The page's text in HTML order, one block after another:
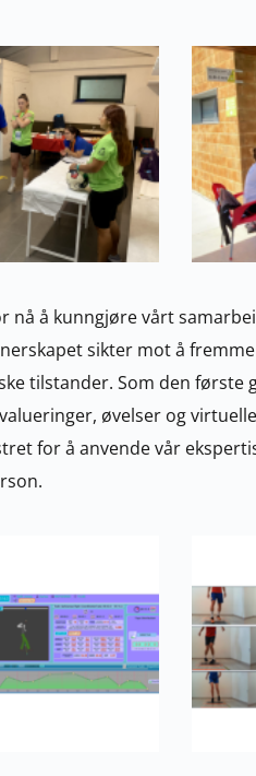
nå å kunngjøre vårt
sikter mot å
tilstander. Som den
øvelser og
for å anvende vår